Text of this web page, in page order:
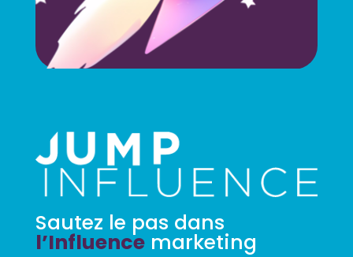
Sautez le pas dans
l’Influencemarketing